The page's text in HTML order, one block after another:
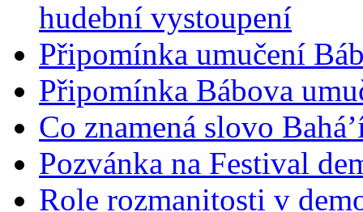
hudební vystoupení
Připomínka umučení
Připomínka Bábova
Co znamená slovo
Pozvánka na Festival
Role rozmanitosti v